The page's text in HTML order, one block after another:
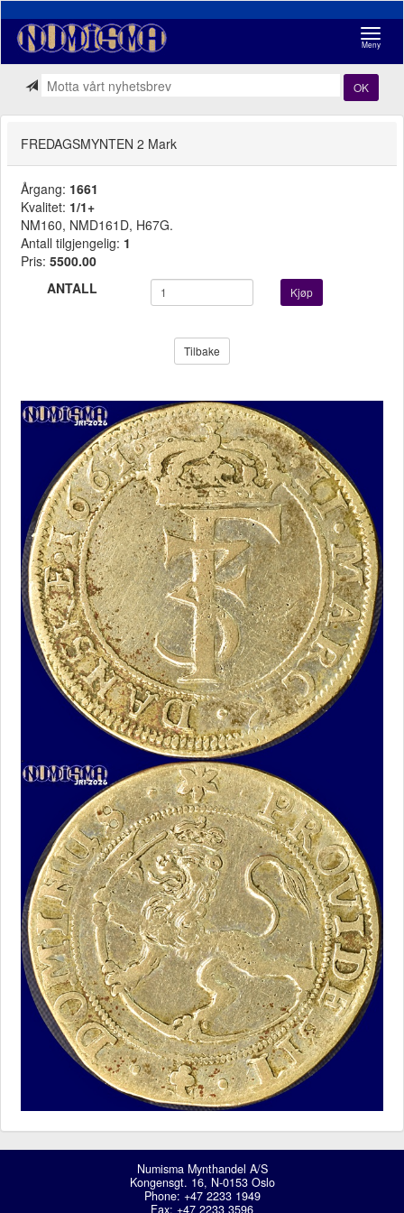
Meny
OK
FREDAGSMYNTEN 2 Mark
Årgang: 1661
Kvalitet: 1/1+
NM160, NMD161D, H67G.
Antall tilgjengelig: 1
Pris: 5500.00
ANTALL
Kjøp
Tilbake
Numisma Mynthandel A/S
Kongensgt. 16, N-0153 Oslo
Phone: +47 2233 1949
Fax: +47 2233 3596